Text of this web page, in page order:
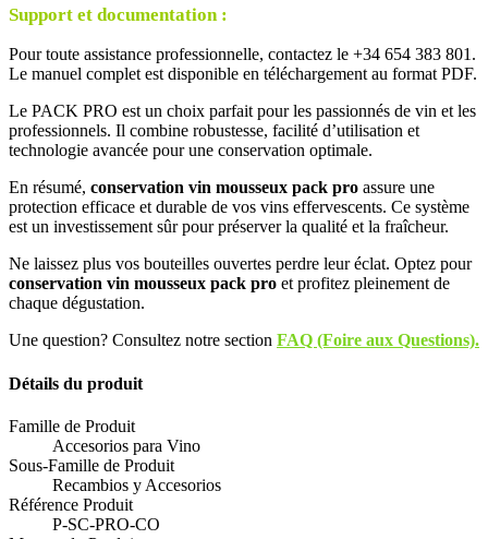
Support et documentation :
Pour toute assistance professionnelle, contactez le +34 654 383 801.
Le manuel complet est disponible en téléchargement au format PDF.
Le PACK PRO est un choix parfait pour les passionnés de vin et les
professionnels. Il combine robustesse, facilité d’utilisation et
technologie avancée pour une conservation optimale.
En résumé, conservation vin mousseux pack pro assure une
protection efficace et durable de vos vins effervescents. Ce système
est un investissement sûr pour préserver la qualité et la fraîcheur.
Ne laissez plus vos bouteilles ouvertes perdre leur éclat. Optez pour
conservation vin mousseux pack pro et profitez pleinement de
chaque dégustation.
Une question? Consultez notre section FAQ (Foire aux Questions).
Détails du produit
Famille de Produit
Accesorios para Vino
Sous-Famille de Produit
Recambios y Accesorios
Référence Produit
P-SC-PRO-CO